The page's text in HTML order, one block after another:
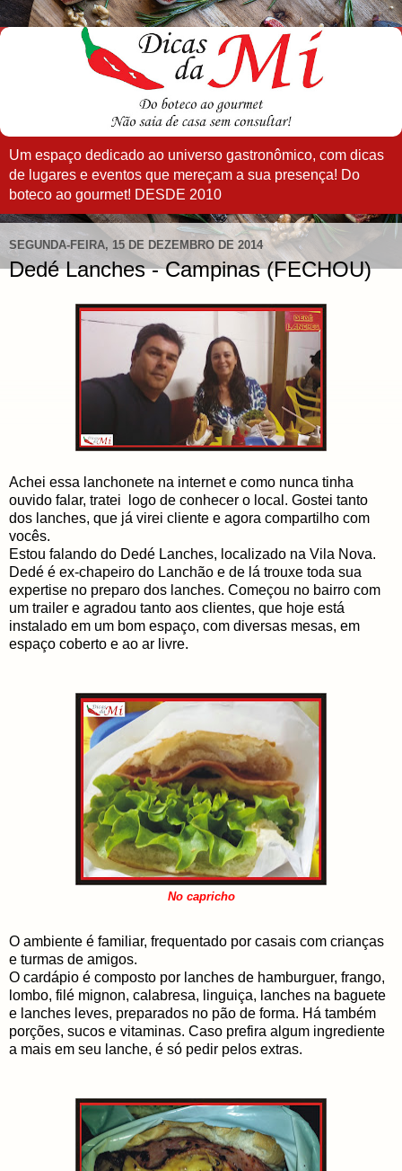
Um espaço dedicado ao universo gastronômico, com dicas
de lugares e eventos que mereçam a sua presença! Do
boteco ao gourmet! DESDE 2010
SEGUNDA-FEIRA, 15 DE DEZEMBRO DE 2014
Dedé Lanches - Campinas (FECHOU)
Achei essa lanchonete na internet e como nunca tinha
ouvido falar, tratei logo de conhecer o local. Gostei tanto
dos lanches, que já virei cliente e agora compartilho com
vocês.
Estou falando do Dedé Lanches, localizado na Vila Nova.
Dedé é ex-chapeiro do Lanchão e de lá trouxe toda sua
expertise no preparo dos lanches. Começou no bairro com
um trailer e agradou tanto aos clientes, que hoje está
instalado em um bom espaço, com diversas mesas, em
espaço coberto e ao ar livre.
No capricho
O ambiente é familiar, frequentado por casais com crianças
e turmas de amigos.
O cardápio é composto por lanches de hamburguer, frango,
lombo, filé mignon, calabresa, linguiça, lanches na baguete
e lanches leves, preparados no pão de forma. Há também
porções, sucos e vitaminas. Caso prefira algum ingrediente
a mais em seu lanche, é só pedir pelos extras.